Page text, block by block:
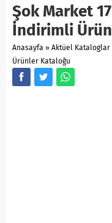
Şok Market
İndirimli
Anasayfa » Aktüel Kataloglar
Ürünler Kataloğu